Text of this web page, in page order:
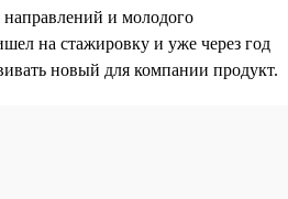
и молодого
на стажировку и уже через год
новый для компании продукт.